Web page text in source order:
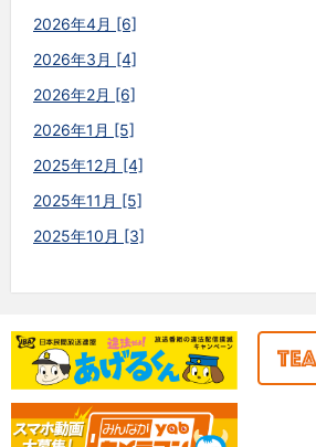
2026年4月 [6]
2026年3月 [4]
2026年2月 [6]
2026年1月 [5]
2025年12月 [4]
2025年11月 [5]
2025年10月 [3]